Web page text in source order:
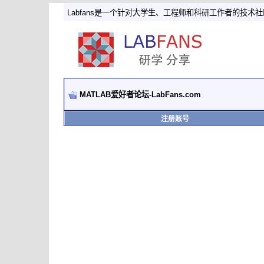
Labfans是一个针对大学生、工程师和科研工作者的技术社
MATLAB爱好者论坛-LabFans.com
注册账号